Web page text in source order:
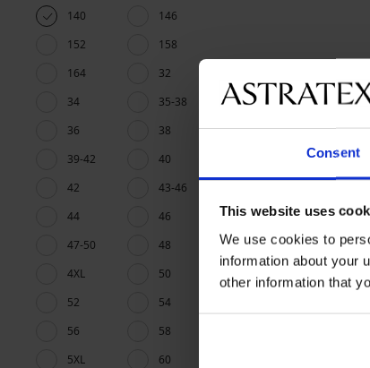
Consent
This website uses
We use cookies to
information about your
other information that
140
146
152
158
164
32
34
35-38
36
38
39-42
40
42
43-46
44
46
47-50
48
4XL
50
52
54
56
58
5XL
60